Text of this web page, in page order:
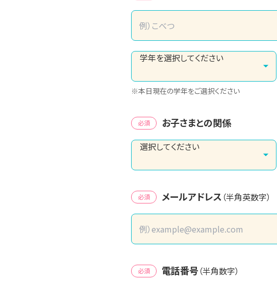
※本日現在の学年をご選択ください
必須 お子さまとの関係
必須 メールアドレス （半角英数字）
必須 電話番号 （半角数字）